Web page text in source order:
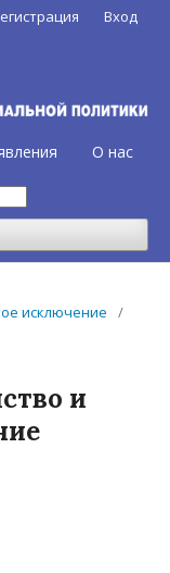
О нас
Вход
исключение
/
и